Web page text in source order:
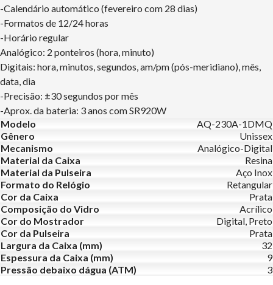
-Calendário automático (fevereiro com 28 dias)
-Formatos de 12/24 horas
-Horário regular
Analógico: 2 ponteiros (hora, minuto)
Digitais: hora, minutos, segundos, am/pm (pós-meridiano), mês,
data, dia
-Precisão: ±30 segundos por mês
-Aprox. da bateria: 3 anos com SR920W
Modelo
AQ-230A-1DMQ
Gênero
Unissex
Mecanismo
Analógico-Digital
Material da Caixa
Resina
Material da Pulseira
Aço Inox
Formato do Relógio
Retangular
Cor da Caixa
Prata
Composição do Vidro
Acrílico
Cor do Mostrador
Digital, Preto
Cor da Pulseira
Prata
Largura da Caixa (mm)
32
Espessura da Caixa (mm)
9
Pressão debaixo dágua (ATM)
3